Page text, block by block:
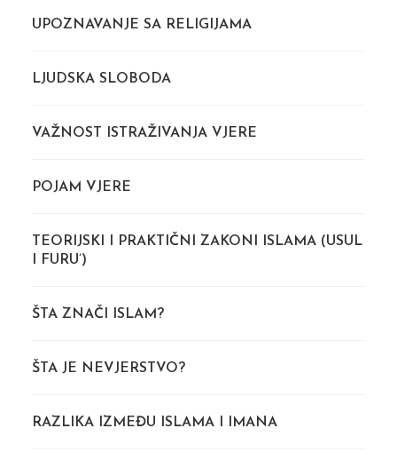
UPOZNAVANJE SA RELIGIJAMA
LJUDSKA SLOBODA
VAŽNOST ISTRAŽIVANJA VJERE
POJAM VJERE
TEORIJSKI I PRAKTIČNI ZAKONI ISLAMA (USUL
I FURU’)
ŠTA ZNAČI ISLAM?
ŠTA JE NEVJERSTVO?
RAZLIKA IZMEĐU ISLAMA I IMANA